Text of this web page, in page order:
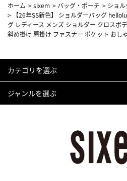
ホーム >sixem > バッグ・ポーチ > ショ
>
【26年SS新色】 ショルダーバッグ
グ レディース メンズ ショルダー クロスボ
斜め掛け 肩掛け ファスナー ポケット おしゃ
カテゴリを選ぶ
ジャンルを選ぶ